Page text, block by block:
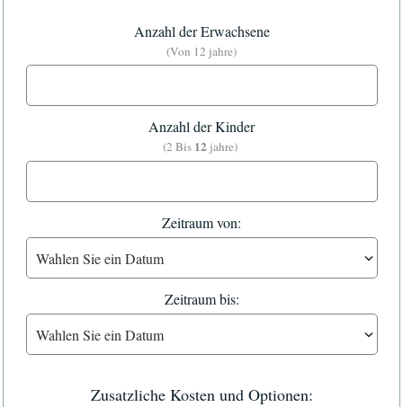
Anzahl der Erwachsene
(Von 12 jahre)
Anzahl der Kinder
(2 Bis 12jahre)
Zeitraum von:
Zeitraum bis:
Zusatzliche Kosten und Optionen: